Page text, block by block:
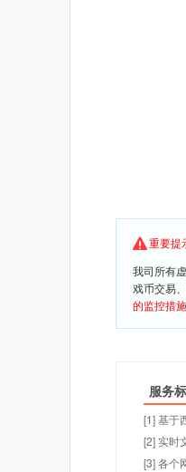
重要提
我司所有
戏币交易
的监控措
服务
[1] 基于
[2] 实时
[3] 各个